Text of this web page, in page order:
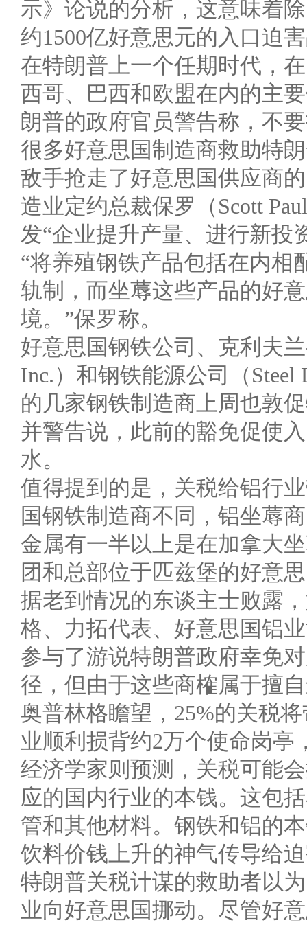
示》论说的分析，这意味着
约1500亿好意思元的入口迫
在特朗普上一个任期时代，
西哥、巴西和欧盟在内的主
朗普的政府官员警告称，不
很多好意思国制造商救助特
敌手抢走了好意思国供应商
造业定约总裁保罗（Scott
发“企业提升产量、进行新投
“将养殖钢铁产品包括在内相
轨制，而坐蓐这些产品的好
境。”保罗称。
好意思国钢铁公司、克利夫
Inc.）和钢铁能源公司（Steel
的几家钢铁制造商上周也敦
并警告说，此前的豁免促使
水。
值得提到的是，关税给铝行
国钢铁制造商不同，铝坐蓐
金属有一半以上是在加拿大
团和总部位于匹兹堡的好意
据老到情况的东谈主士败露
格、力拓代表、好意思国铝
参与了游说特朗普政府幸免
径，但由于这些商榷属于擅
奥普林格瞻望，25%的关税
业顺利损背约2万个使命岗亭
经济学家则预测，关税可能
应的国内行业的本钱。这包
管和其他材料。钢铁和铝的
饮料价钱上升的神气传导给
特朗普关税计谋的救助者以
业向好意思国挪动。尽管好